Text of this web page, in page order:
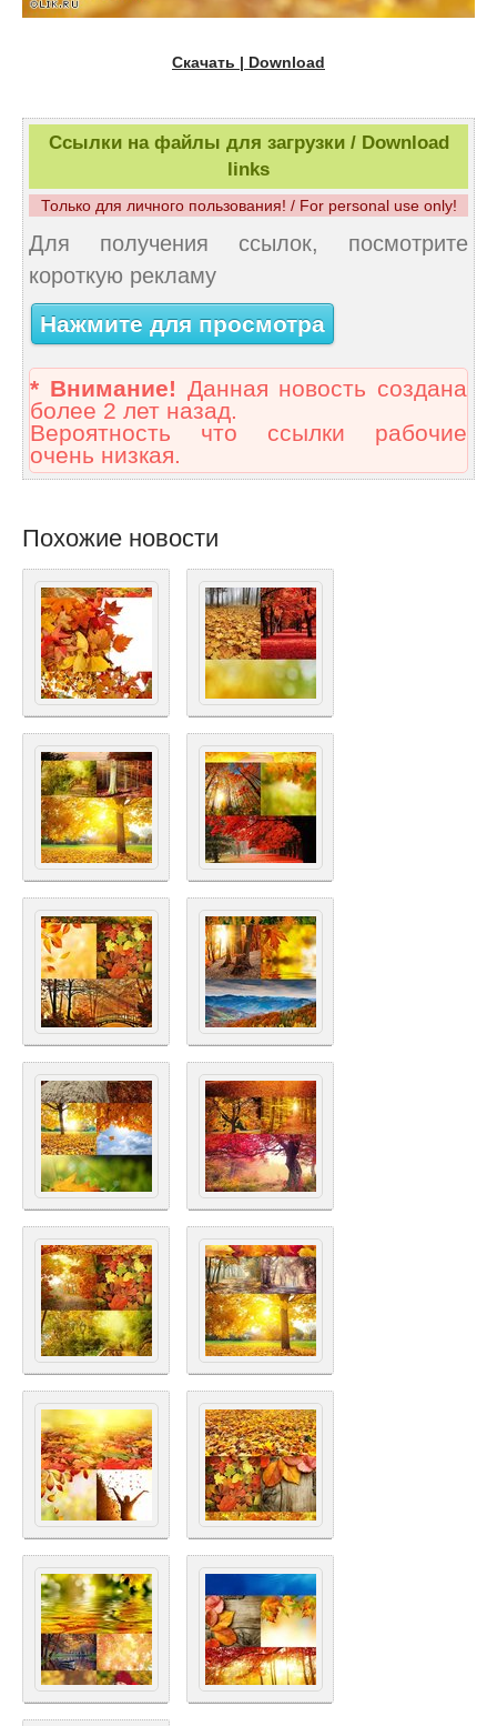
Скачать | Download
Ссылки на файлы для загрузки / Download
links
Только для личного пользования! / For personal use only!
Для получения ссылок, посмотрите
короткую рекламу
Нажмите для просмотра
* Внимание! Данная новость создана
более 2 лет назад.
Вероятность что ссылки рабочие
очень низкая.
Похожие новости